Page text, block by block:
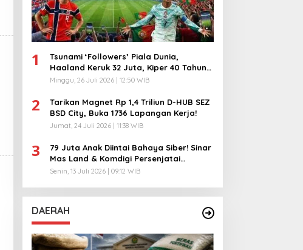
1
Tsunami ‘Followers’ Piala Dunia,
Haaland Keruk 32 Juta, Kiper 40 Tahun
Bikin Geger!
Minggu, 26 Juli 2026 | 12:50 WIB
2
Tarikan Magnet Rp 1,4 Triliun D-HUB SEZ
BSD City, Buka 1736 Lapangan Kerja!
Jumat, 24 Juli 2026 | 11:38 WIB
3
79 Juta Anak Diintai Bahaya Siber! Sinar
Mas Land & Komdigi Persenjatai
Ratusan Guru!
Senin, 13 Juli 2026 | 09:12 WIB
DAERAH